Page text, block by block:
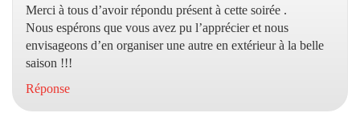
Merci à tous d’avoir répondu présent à cette soirée .
Nous espérons que vous avez pu l’apprécier et nous
envisageons d’en organiser une autre en extérieur à la belle
saison !!!
Réponse